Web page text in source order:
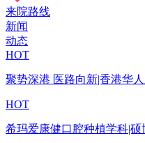
来院路线
新闻
动态
HOT
聚势深港 医路向新|香港华
HOT
希玛爱康健口腔种植学科|